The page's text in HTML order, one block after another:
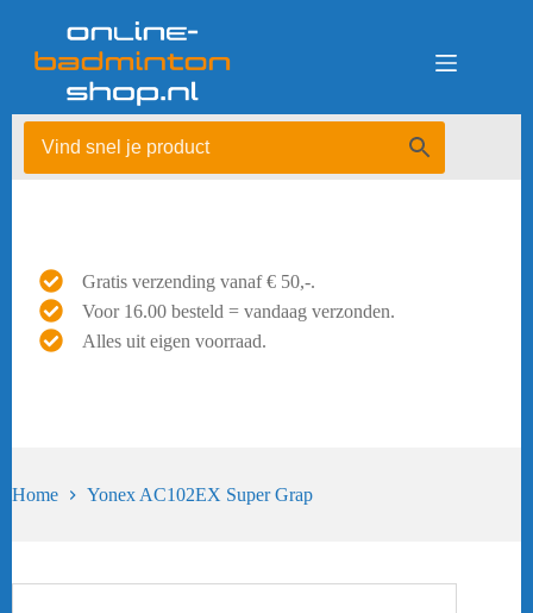
Gratis verzending vanaf € 50,-.
Voor 16.00 besteld = vandaag verzonden.
Alles uit eigen voorraad.
Home Yonex AC102EX Super Grap